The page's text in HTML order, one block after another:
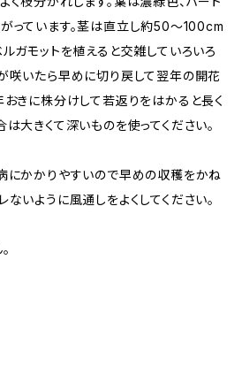
っています。茎は直立し約50〜100cm
ガモットを植えると交雑していろいろ
咲いたら早めに切り戻して翌年の開花
おきに株分けして若返りをはかると長く
大きくて深いものを使ってください。
にかかりやすいので早めの収穫をかね
いように風通しをよくしてください。